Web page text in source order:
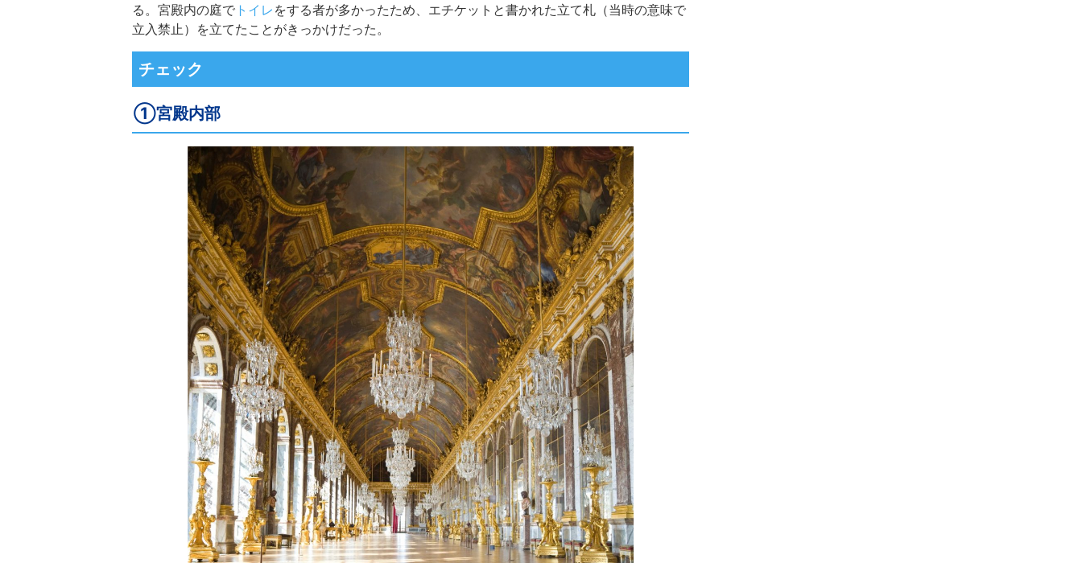
る。宮殿内の庭で トイレ をする者が多かったため、エチケットと書かれた立て札（当時の意味で
立入禁止）を立てたことがきっかけだった。
チェック
①宮殿内部